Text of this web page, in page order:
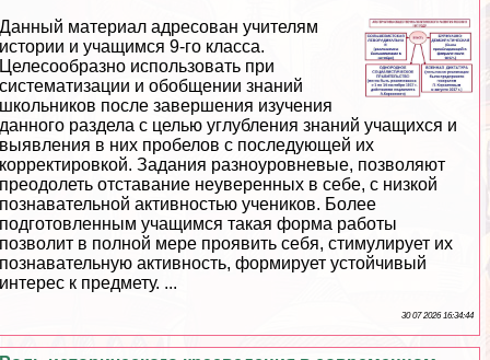
Данный материал адресован учителям
истории и учащимся 9-го класса.
Целесообразно использовать при
систематизации и обобщении знаний
школьников после завершения изучения
данного раздела с целью углубления знаний учащихся и
выявления в них пробелов с последующей их
корректировкой. Задания разноуровневые, позволяют
преодолеть отставание неуверенных в себе, с низкой
познавательной активностью учеников. Более
подготовленным учащимся такая форма работы
позволит в полной мере проявить себя, стимулирует их
познавательную активность, формирует устойчивый
интерес к предмету. ...
30 07 2026 16:34:44